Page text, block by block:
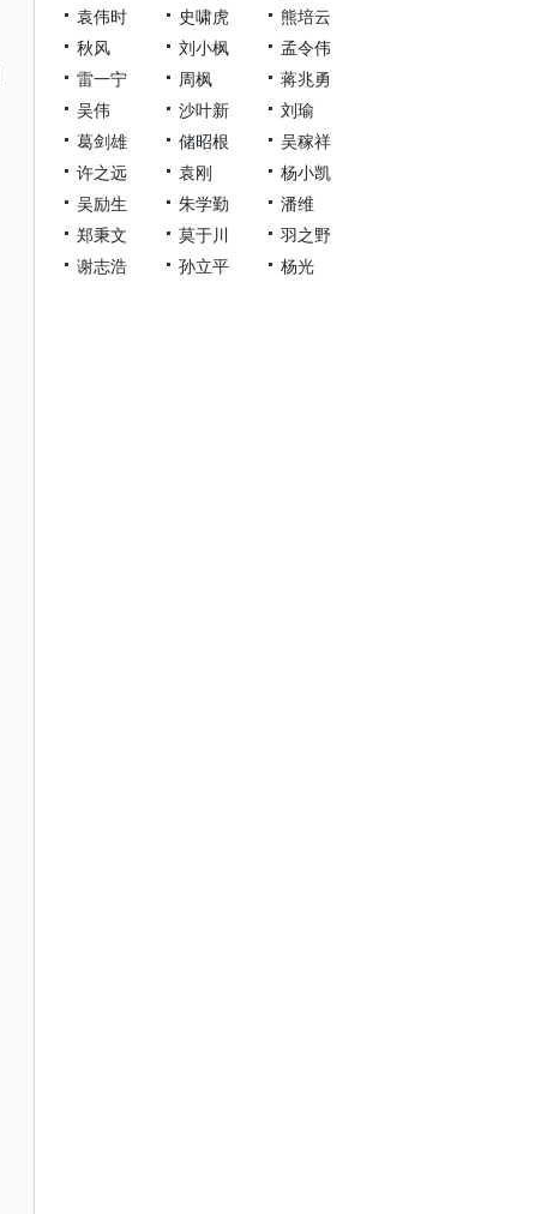
袁伟时
史啸虎
熊培云
秋风
刘小枫
孟令伟
雷一宁
周枫
蒋兆勇
吴伟
沙叶新
刘瑜
葛剑雄
储昭根
吴稼祥
许之远
袁刚
杨小凯
吴励生
朱学勤
潘维
郑秉文
莫于川
羽之野
谢志浩
孙立平 杨光